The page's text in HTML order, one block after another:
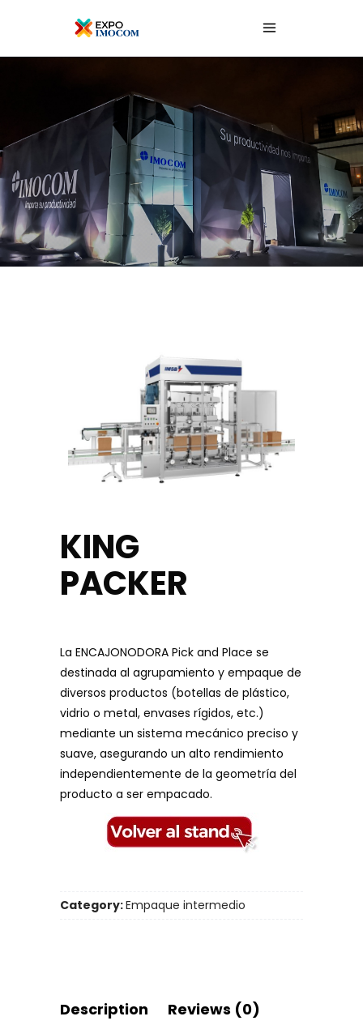
KING
PACKER
La ENCAJONODORA Pick and Place se
destinada al agrupamiento y empaque de
diversos productos (botellas de plástico,
vidrio o metal, envases rígidos, etc.)
mediante un sistema mecánico preciso y
suave, asegurando un alto rendimiento
independientemente de la geometría del
producto a ser empacado.
Category:Empaque intermedio
Description Reviews (0)